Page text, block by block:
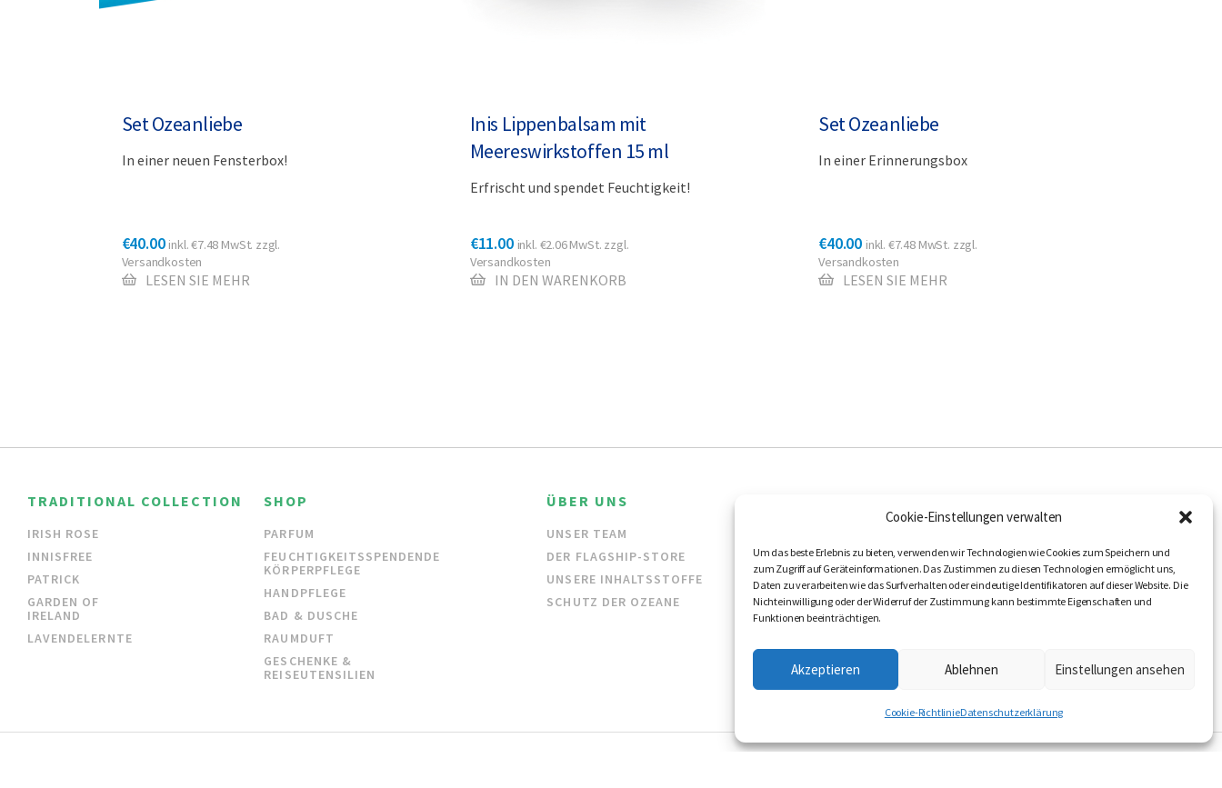
Cookie-Einstellungen verwalten
Um das beste Erlebnis zu bieten, verwenden wir Technologien wie Cookies zum Speichern und
zum Zugriff auf Geräteinformationen. Das Zustimmen zu diesen Technologien ermöglicht uns,
Daten zu verarbeiten wie das Surfverhalten oder eindeutige Identifikatoren auf dieser Website. Die
Nichteinwilligung oder der Widerruf der Zustimmung kann bestimmte Eigenschaften und
Funktionen beeinträchtigen.
Akzeptieren Ablehnen Einstellungen ansehen
Cookie-RichtlinieDatenschutzerklärung
Set Ozeanliebe
In einer neuen Fensterbox!
€40.00 inkl.€7.48 MwSt. zzgl.
Versandkosten
LESEN SIE MEHR
Inis Lippenbalsam mit
Meereswirkstoffen 15 ml
Erfrischt und spendet Feuchtigkeit!
€11.00 inkl. €2.06MwSt. zzgl.
Versandkosten
IN DEN WARENKORB
Set Ozeanliebe
In einer Erinnerungsbox
€40.00 inkl. €7.48MwSt. zzgl.
Versandkosten
LESEN SIE MEHR
TRADITIONAL COLLECTION
IRISH ROSE
INNISFREE
PATRICK
GARDEN OF
IRELAND
LAVENDELERNTE
SHOP
PARFUM
FEUCHTIGKEITSSPENDENDE
KÖRPERPFLEGE
HANDPFLEGE
BAD & DUSCHE
RAUMDUFT
GESCHENKE &
REISEUTENSILIEN
ÜBER UNS
UNSER TEAM
DER FLAGSHIP-STORE
UNSERE INHALTSSTOFFE
SCHUTZ DER OZEANE
HÄNDLERSUCHE